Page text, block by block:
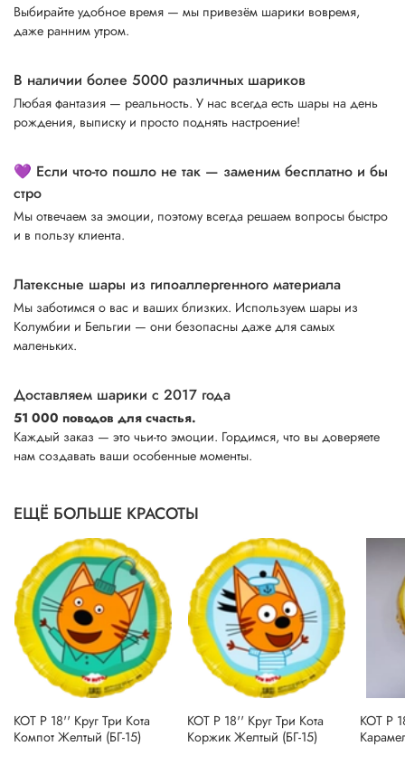
Выбирайте удобное время — мы привезём шарики вовремя,
даже ранним утром.
В наличии более 5000 различных шариков
Любая фантазия — реальность. У нас всегда есть шары на день
рождения, выписку и просто поднять настроение!
💜 Если что-то пошло не так — заменим бесплатно и бы
стро
Мы отвечаем за эмоции, поэтому всегда решаем вопросы быстро
и в пользу клиента.
Латексные шары из гипоаллергенного материала
Мы заботимся о вас и ваших близких. Используем шары из
Колумбии и Бельгии — они безопасны даже для самых
маленьких.
Доставляем шарики с 2017 года
51 000 поводов для счастья.
Каждый заказ — это чьи-то эмоции. Гордимся, что вы доверяете
нам создавать ваши особенные моменты.
ЕЩЁ БОЛЬШЕ КРАСОТЫ
КОТ Р 18'' Круг Три Кота
Компот Желтый (БГ-15)
КОТ Р 18'' Круг Три Кота
Коржик Желтый (БГ-15)
КОТ Р